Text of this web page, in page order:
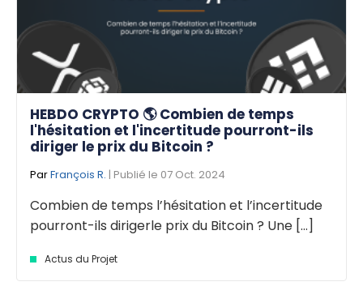
HEBDO CRYPTO 🌎 Combien de temps
l'hésitation et l'incertitude pourront-ils
diriger le prix du Bitcoin ?
ParFrançois R. | Publié le 07 Oct. 2024
Combien de temps l’hésitation et l’incertitude
pourront-ils dirigerle prix du Bitcoin ? Une [...]
Actus du Projet